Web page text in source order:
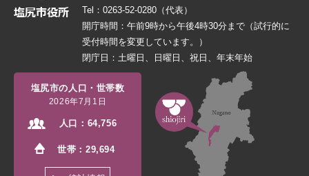
Tel：0263-52-0280（代表）
開庁時間：午前9時から午後4時30分まで（試行的に
受付時間を変更しています。）
閉庁日：土曜日、日曜日、祝日、年末年始
塩尻市の人口・世帯数
2026年7月1日
人口： 64,756
世帯：29,694